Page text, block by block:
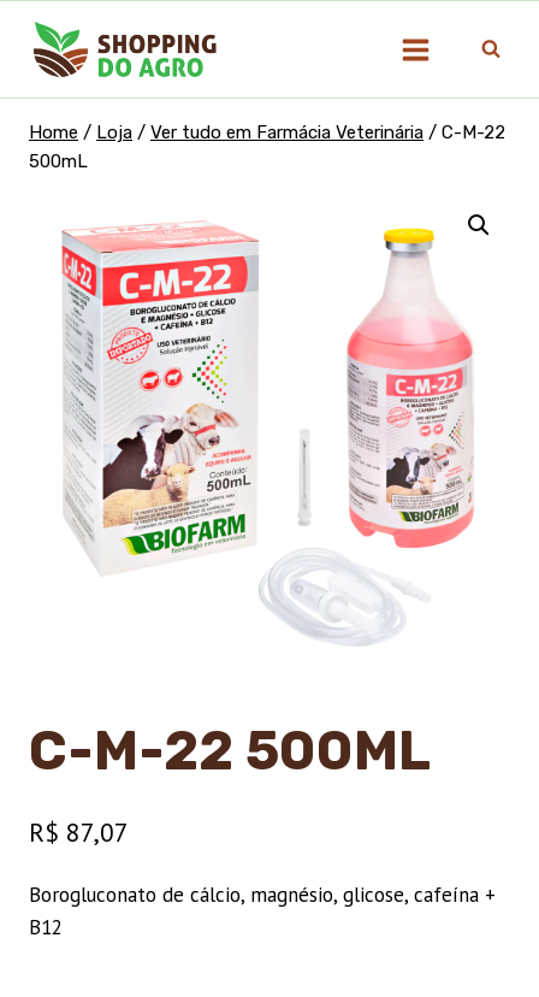
para
Home / Loja / Ver tudo em Farmácia Veterinária / C-M-22
500mL
C-M-22 500ML
R$ 87,07
Borogluconato de cálcio, magnésio, glicose, cafeína +
B12